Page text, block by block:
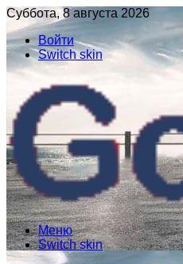
Суббота, 8 августа 2026
Войти
Switch skin
Меню
Switch skin